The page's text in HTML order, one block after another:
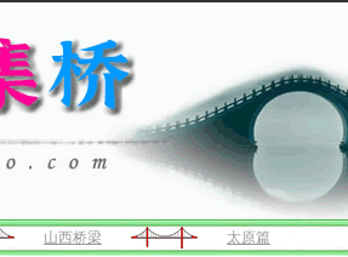
山西桥梁 太原篇